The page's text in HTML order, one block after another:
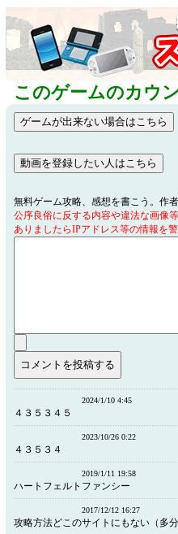
このゲームのカウ
無料ゲーム攻略、感想を書こう。作
公序良俗に反する内容や違法な画像
ありましたらIPアドレス等の情報を
2024/1/10 4:45
４３５３４５
2023/10/26 0:22
４３５３４
2019/1/11 19:58
ハートフェルトファンシー
2017/12/12 16:27
攻略方法どこのサイトにもない（多分